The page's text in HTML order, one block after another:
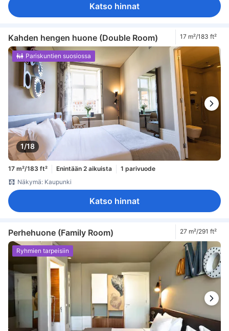
Katso hinnat
Kahden hengen huone (Double Room) 17 m²/183 ft²
1/18
Pariskuntien suosiossa
17 m²/183 ft² Enintään 2 aikuista
1 parivuode
Näkymä: Kaupunki
Katso hinnat
Perhehuone (Family Room) 27 m²/291 ft²
Ryhmien tarpeisiin